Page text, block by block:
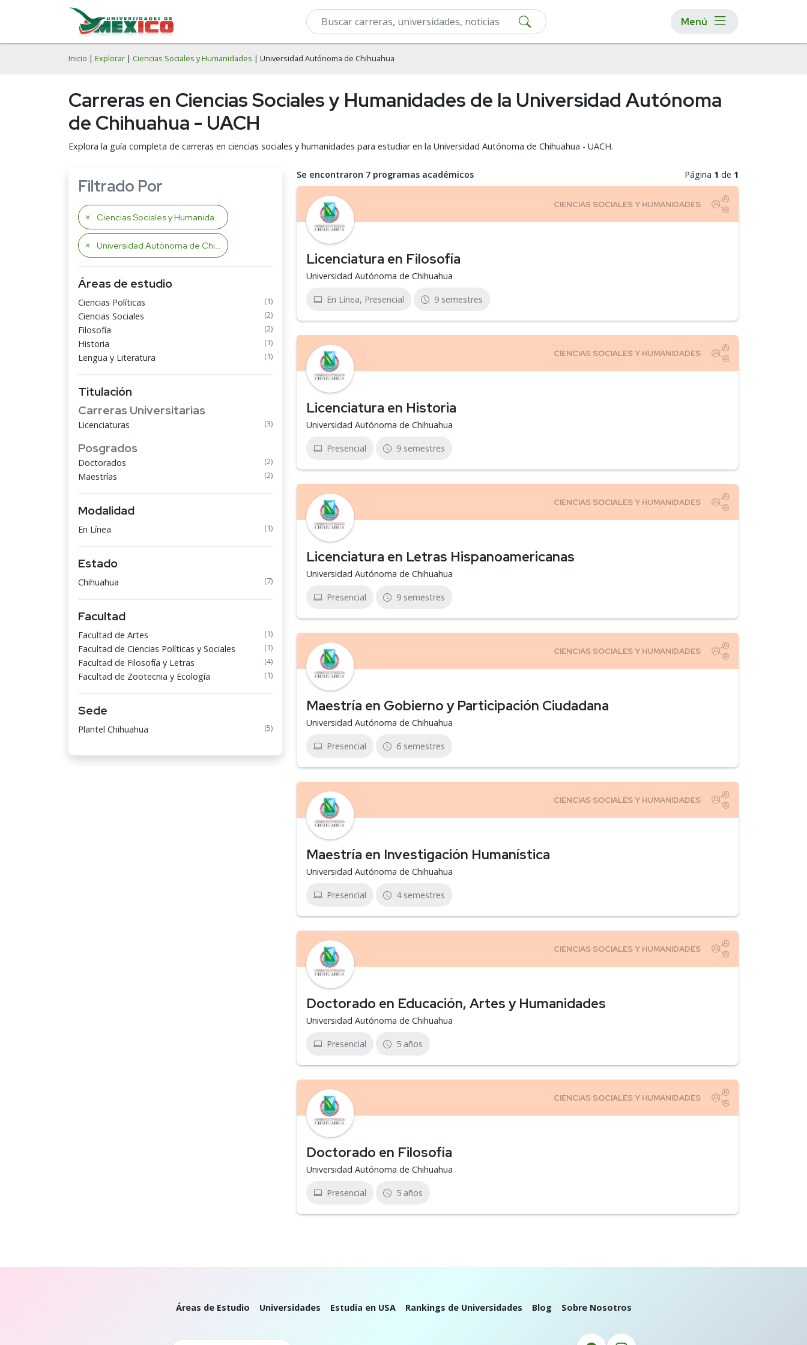
Menú
Inicio | Explorar | Ciencias Sociales y Humanidades | Universidad Autónoma de Chihuahua
Carreras en Ciencias Sociales y Humanidades de la Universidad Autónoma
de Chihuahua - UACH
Explora la guía completa de carreras en ciencias sociales y humanidades para estudiar en la Universidad Autónoma de Chihuahua - UACH.
Filtrado Por
Ciencias Sociales y Humanidades
Universidad Autónoma de Chihuahua
Áreas de estudio
Ciencias Políticas (1)
Ciencias Sociales (2)
Filosofía (2)
Historia (1)
Lengua y Literatura (1)
Titulación
Carreras Universitarias
Licenciaturas (3)
Posgrados
Doctorados (2)
Maestrías (2)
Modalidad
En Línea (1)
Estado
Chihuahua (7)
Facultad
Facultad de Artes (1)
Facultad de Ciencias Políticas y Sociales (1)
Facultad de Filosofía y Letras (4)
Facultad de Zootecnia y Ecología (1)
Sede
Plantel Chihuahua (5)
Se encontraron 7 programas académicos Página 1 de 1
Licenciatura en Filosofía
Universidad Autónoma de Chihuahua
En Línea, Presencial 9 semestres
Licenciatura en Historia
Universidad Autónoma de Chihuahua
Presencial 9 semestres
Licenciatura en Letras Hispanoamericanas
Universidad Autónoma de Chihuahua
Presencial 9 semestres
Maestría en Gobierno y Participación Ciudadana
Universidad Autónoma de Chihuahua
Presencial 6 semestres
Maestría en Investigación Humanística
Universidad Autónoma de Chihuahua
Presencial 4 semestres
Doctorado en Educación, Artes y Humanidades
Universidad Autónoma de Chihuahua
Presencial 5 años
Doctorado en Filosofia
Universidad Autónoma de Chihuahua
Presencial 5 años
Áreas de Estudio Universidades Estudia en USA Rankings de Universidades Blog Sobre Nosotros